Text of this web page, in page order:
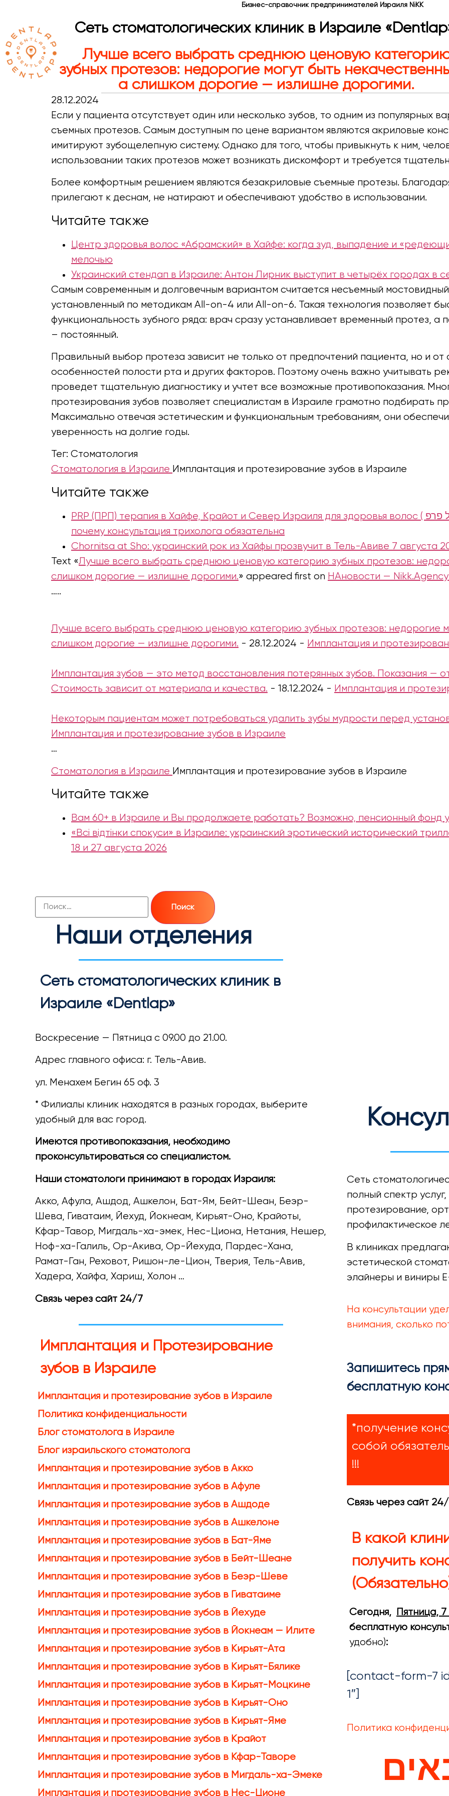
Бизнес-справочник предпринимателей Израиля NiKK
Сеть стоматологических клиник в Израиле
Лучше всего выбрать среднюю ценовую
зубных протезов: недорогие могут быть
а слишком дорогие — излишне дорогими.
28.12.2024
Если у пациента отсутствует один или несколько зубов, то одним из популярных
съемных протезов. Самым доступным по цене вариантом являются акриловые
имитируют зубощелепную систему. Однако для того, чтобы привыкнуть к ним,
использовании таких протезов может возникать дискомфорт и требуется
Более комфортным решением являются безакриловые съемные протезы.
прилегают к деснам, не натирают и обеспечивают удобство в использовании.
Читайте также
Центр здоровья волос «Абрaмский» в Хайфе: когда зуд, выпадение и
мелочью
Украинский стендап в Израиле: Антон Лирник выступит в четырёх городах в
Самым современным и долговечным вариантом считается несъемный
установленный по методикам All-on-4 или All-on-6. Такая технология позволяет
функциональность зубного ряда: врач сразу устанавливает временный протез, а
– постоянный.
Правильный выбор протеза зависит не только от предпочтений пациента, но и
особенностей полости рта и других факторов. Поэтому очень важно учитывать
проведет тщательную диагностику и учтет все возможные противопоказания.
протезирования зубов позволяет специалистам в Израиле грамотно подбирать
Максимально отвечая эстетическим и функциональным требованиям, они
уверенность на долгие годы.
Тег: Стоматология
Стоматология в Израиле Имплантация и протезирование зубов в Израиле
Читайте также
PRP (ПРП) терапия в Хайфе, Крайот и Север Израиля для здоровья волос ( טיפול פרפ ): кому она может подойти и
почему консультация трихолога обязательна
Chornitsa at Sho: украинский рок из Хайфы прозвучит в Тель-Авиве 7 августа
Text «Лучше всего выбрать среднюю ценовую категорию зубных протезов:
слишком дорогие — излишне дорогими.» appeared first on НАновости —
…..
Лучше всего выбрать среднюю ценовую категорию зубных протезов: недорогие
слишком дорогие — излишне дорогими. - 28.12.2024 - Имплантация и
Имплантация зубов — это метод восстановления потерянных зубов. Показания —
Стоимость зависит от материала и качества. - 18.12.2024 - Имплантация и
Некоторым пациентам может потребоваться удалить зубы мудрости перед
Имплантация и протезирование зубов в Израиле
…
Стоматология в Израиле Имплантация и протезирование зубов в Израиле
Читайте также
Вам 60+ в Израиле и Вы продолжаете работать? Возможно, пенсионный фонд
«Всі відтінки спокуси» в Израиле: украинский эротический исторический
18 и 27 августа 2026
Наши отделения
Сеть стоматологических клиник в
Израиле «Dentlap»
Воскресение — Пятница с 09.00 до 21.00.
Адрес главного офиса: г. Тель-Авив.
ул. Менахем Бегин 65 оф. 3
* Филиалы клиник находятся в разных городах, выберите
удобный для вас город.
Имеются противопоказания, необходимо
проконсультироваться со специалистом.
Наши стоматологи принимают в городах Израиля:
Акко, Афула, Ашдод, Ашкелон, Бат-Ям, Бейт-Шеан, Беэр-
Шева, Гиватаим, Йехуд, Йокнеам, Кирьят-Оно, Крайоты,
Кфар-Тавор, Мигдаль-ха-эмек, Нес-Циона, Нетания, Нешер,
Ноф-ха-Галиль, Ор-Акива, Ор-Йехуда, Пардес-Хана,
Рамат-Ган, Реховот, Ришон-ле-Цион, Тверия, Тель-Авив,
Хадера, Хайфа, Хариш, Холон …
Связь через сайт 24/7
Имплантация и Протезирование
зубов в Израиле
Имплантация и протезирование зубов в Израиле
Политика конфиденциальности
Блог стоматолога в Израиле
Блог израильского стоматолога
Имплантация и протезирование зубов в Акко
Имплантация и протезирование зубов в Афуле
Имплантация и протезирование зубов в Ашдоде
Имплантация и протезирование зубов в Ашкелоне
Имплантация и протезирование зубов в Бат-Яме
Имплантация и протезирование зубов в Бейт-Шеане
Имплантация и протезирование зубов в Беэр-Шеве
Имплантация и протезирование зубов в Гиватаиме
Имплантация и протезирование зубов в Йехуде
Имплантация и протезирование зубов в Йокнеам — Илите
Имплантация и протезирование зубов в Кирьят-Ата
Имплантация и протезирование зубов в Кирьят-Бялике
Имплантация и протезирование зубов в Кирьят-Моцкине
Имплантация и протезирование зубов в Кирьят-Оно
Имплантация и протезирование зубов в Кирьят-Яме
Имплантация и протезирование зубов в Крайот
Имплантация и протезирование зубов в Кфар-Таворе
Имплантация и протезирование зубов в Мигдаль-ха-Эмеке
Имплантация и протезирование зубов в Нес-Ционе
Сеть
полный спектр
протезирование,
профилактическое
В клиниках
эстетической
элайнеры и виниры
На консультации
внимания, сколько
Запишитесь
бесплатную
*получение
собой
!!!
Связь через сайт
В какой
получить
Сегодня, Пятница,
бесплатную
удобно):
[contact-form-7
1″]
Политика